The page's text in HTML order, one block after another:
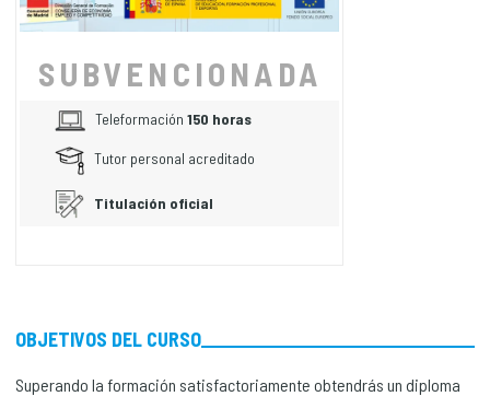
OBJETIVOS DEL CURSO
Superando la formación satisfactoriamente obtendrás un diploma
SUBVENCIONADA
Teleformación150 horas
Tutor personal acreditado
Titulación oficial